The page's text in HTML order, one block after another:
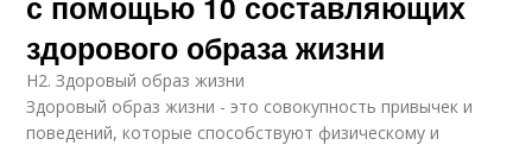
здорового образа жизни
H2. Здоровый образ жизни
Здоровый образ жизни - это совокупность привычек и
поведений, которые способствуют физическому и